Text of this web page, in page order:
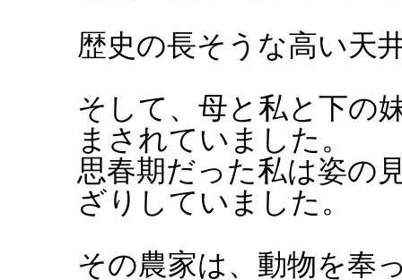
歴史の長そうな高い天
そして、母と私と下の
まされていました。
思春期だった私は姿の
ざりしていました。
その農家は、動物を奉